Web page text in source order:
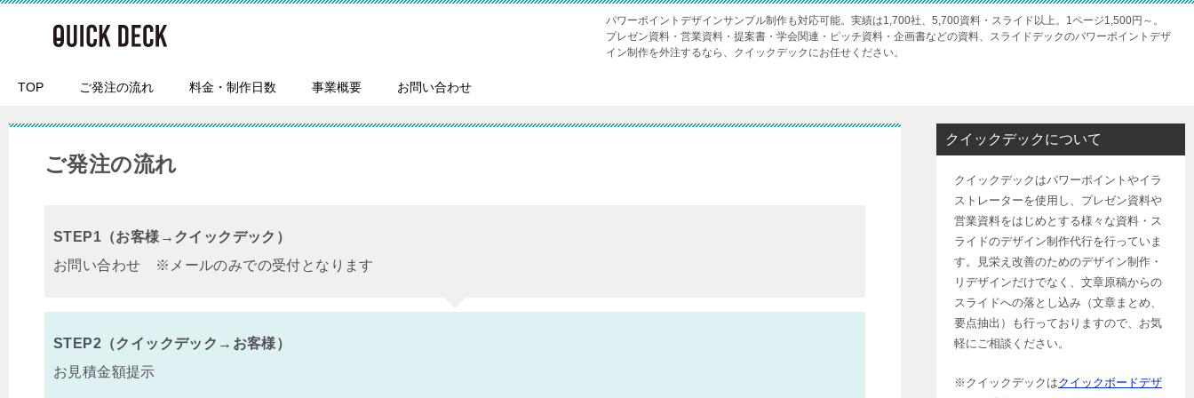
パワーポイントデザインサンプル制作も対応可能。実績は1,700社、5,700資料・スライド以上。1ページ1,500円～。
プレゼン資料・営業資料・提案書・学会関連・ピッチ資料・企画書などの資料、スライドデックのパワーポイントデザ
イン制作を外注するなら、クイックデックにお任せください。
TOP ご発注の流れ 料金・制作日数 事業概要 お問い合わせ
ご発注の流れ
STEP1（お客様→クイックデック）
お問い合わせ ※メールのみでの受付となります
STEP2（クイックデック→お客様）
お見積金額提示
クイックデックについて
クイックデックはパワーポイントやイラ
ストレーターを使用し、プレゼン資料や
営業資料をはじめとする様々な資料・ス
ライドのデザイン制作代行を行っていま
す。見栄え改善のためのデザイン制作・
リデザインだけでなく、文章原稿からの
スライドへの落とし込み（文章まとめ、
要点抽出）も行っておりますので、お気
軽にご相談ください。
※クイックデックはクイックボードデザ